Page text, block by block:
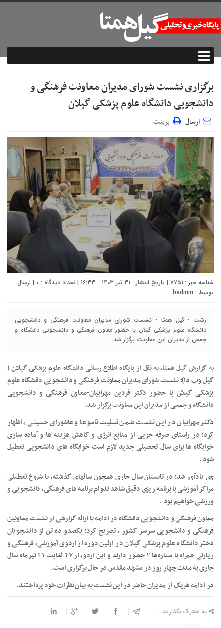
برگزاری نشست شورای مدیران معاونت فرهنگی و
دانشجویی دانشگاه علوم پزشکی گیلان
ارسال پرینت
شناسه خبر : ۷۷۵۱ | تاریخ انتشار : ۳۱ تیر ۱۴۰۳ - ۱۶:۳۳ | تعداد دیدگاه : ۰ | ارسال
توسط : hadmin
رشت - گیل همتا - نشست شورای مدیران معاونت فرهنگی و دانشجویی
دانشگاه علوم پزشکی گیلان با حضور معاون فرهنگی و دانشجویی دانشگاه و
جمعی از مدیران این معاونت برگزار شد.
به گزارش گیل همتا، به نقل از پایگاه اطلاع رسانی دانشگاه علوم پزشکی گیلان (
گیل وب دا)؛ نشست شورای مدیران معاونت فرهنگی و دانشجویی دانشگاه علوم
پزشکی گیلان با حضور دکتر فردین مهرابیان-معاون فرهنگی و دانشجویی
دانشگاه و جمعی از مدیران این معاونت برگزار شد.
دکتر مهرابیان در این نشست ضمن تسلیت تاسوعا و عاشورای حسینی ، اظهار
کرد؛ در راستای صرفه جویی از منابع انرژی و کاهش هزینه ها و آماده سازی
خوابگاه ها برای سال تحصیلی جدید لازم است خوابگاه های دانشجویی تعطیل
شود .
وی یادآور شد؛ در تابستان سال جاری همچون سالهای گذشته، با شروع تعطیلی
مراکز آموزشی با برنامه ریزی دقیق شاهد تدوام برنامه های فرهنگی، دانشجویی و
ورزشی خواهیم بود .
معاون فرهنگی و دانشجویی دانشگاه در ادامه با ارائه گزارشی از نشست معاونین
فرهنگی و دانشجویی سراسر کشور ، تصریح کرد؛ یکصدو ده تن از دانشجویان
دختر دانشگاه علوم پزشکی گیلان در اولین دوره از اردوی آموزشی، فرهنگی و
زیارتی همراه با ستاره‌ها ۲ حضور دارند و این اردو، از ۲۷ لغایت ۳۱ تیرماه سال
جاری به مدت چهار روز در مشهد مقدس در حال برگزاری است.
در ادامه هریک از مدیران حاضر در این نشست به بیان نظرات خود پرداختند.
به اشتراک بگذارید :